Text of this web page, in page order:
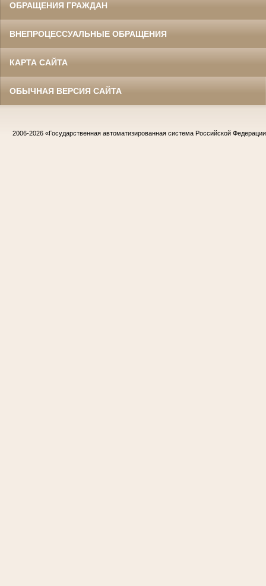
ОБРАЩЕНИЯ ГРАЖДАН
ВНЕПРОЦЕССУАЛЬНЫЕ ОБРАЩЕНИЯ
КАРТА САЙТА
ОБЫЧНАЯ ВЕРСИЯ САЙТА
2006-2026 «Государственная автоматизированная система Российской